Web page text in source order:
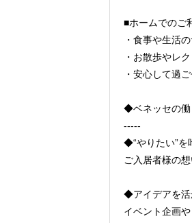
■ホームでのご
・食事や生活
・お散歩やレ
・安心して過
◆ベネッセの働
-----
◆“やりたい”を
ご入居者様の
◆アイデアを活
イベント企画